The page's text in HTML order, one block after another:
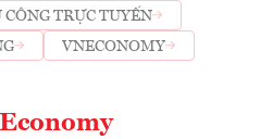
TRỰC TUYẾN
VNECONOMY